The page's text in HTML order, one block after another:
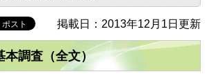
掲載日：2013年12月1日更新
本調査（全文）